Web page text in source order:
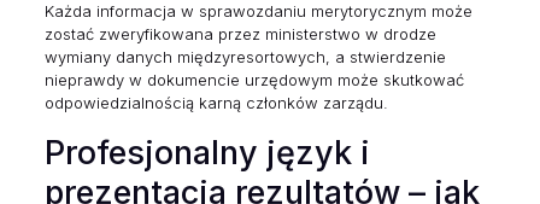
Każda informacja w sprawozdaniu merytorycznym może
zostać zweryfikowana przez ministerstwo w drodze
wymiany danych międzyresortowych, a stwierdzenie
nieprawdy w dokumencie urzędowym może skutkować
odpowiedzialnością karną członków zarządu.
Profesjonalny język i
prezentacja rezultatów – jak